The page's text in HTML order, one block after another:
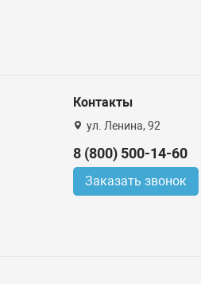
Контакты
ул. Ленина, 92
8 (800) 500-14-60
Заказать звонок